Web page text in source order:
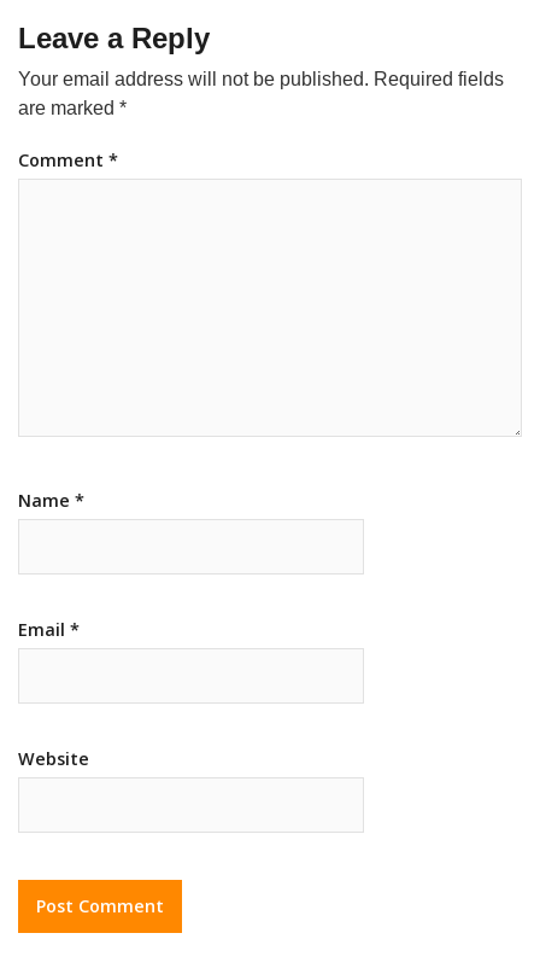
Leave a Reply
Your email address will not be published. Required fields
are marked *
Comment *
Name *
Email *
Website